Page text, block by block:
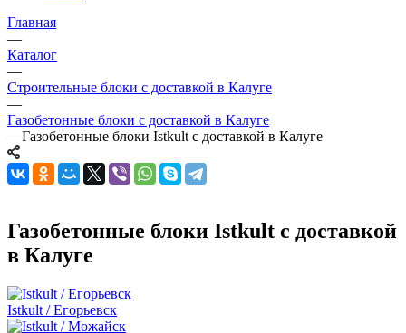
Главная
—
Каталог
—
Строительные блоки с доставкой в Калуге
—
Газобетонные блоки с доставкой в Калуге
—Газобетонные блоки Istkult с доставкой в Калуге
Газобетонные блоки Istkult с доставкой
в Калуге
Istkult / Егорьевск